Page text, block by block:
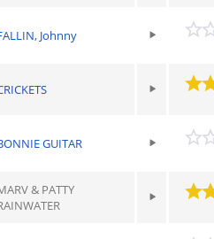
Johnny
GUITAR
& PATTY